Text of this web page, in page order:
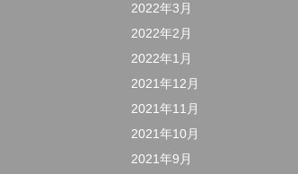
2022年3月
2022年2月
2022年1月
2021年12月
2021年11月
2021年10月
2021年9月